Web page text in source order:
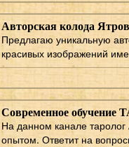
Авторская колода
Предлагаю уникальную
красивых изображений
Современное обучение
На данном канале
опытом. Ответит на